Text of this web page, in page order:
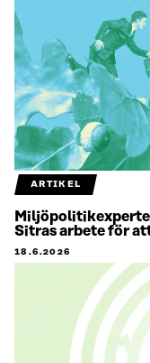
ARTIKEL
Sitras arbete för
18.6.2026